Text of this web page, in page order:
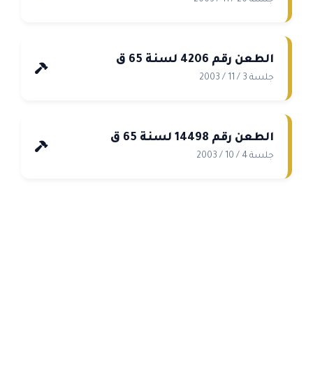
الطعن رقم 4206 لسنة 65 ق
جلسة 3 / 11 / 2003
الطعن رقم 14498 لسنة 65 ق
جلسة 4 / 10 / 2003